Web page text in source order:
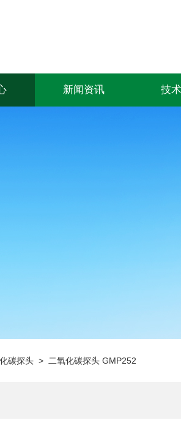
新闻资讯 技
碳探头 > 二氧化碳探头 GMP252